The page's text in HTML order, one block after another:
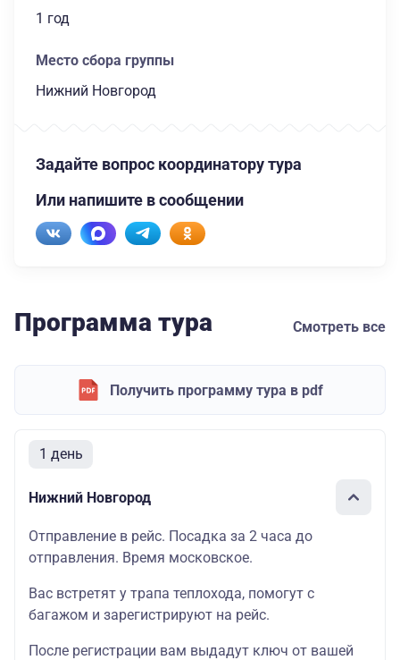
1 год
Место сбора группы
Нижний Новгород
Задайте вопрос координатору тура
Или напишите в сообщении
Программа тура Смотреть все
Получить программу тура в pdf
1 день
Нижний Новгород
Отправление в рейс. Посадка за 2 часа до
отправления. Время московское.
Вас встретят у трапа теплохода, помогут с
багажом и зарегистрируют на рейс.
После регистрации вам выдадут ключ от вашей